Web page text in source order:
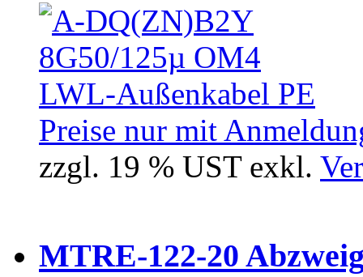
Preise nur mit
zzgl. 19 % UST exkl.
MTRE-122-20